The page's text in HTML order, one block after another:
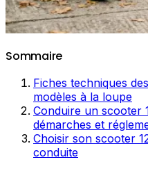
Sommaire
Fiches techniques
modèles à la loupe
Conduire un scooter
démarches et
Choisir son scooter
conduite